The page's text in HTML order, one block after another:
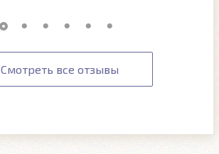
Смотреть все отзывы